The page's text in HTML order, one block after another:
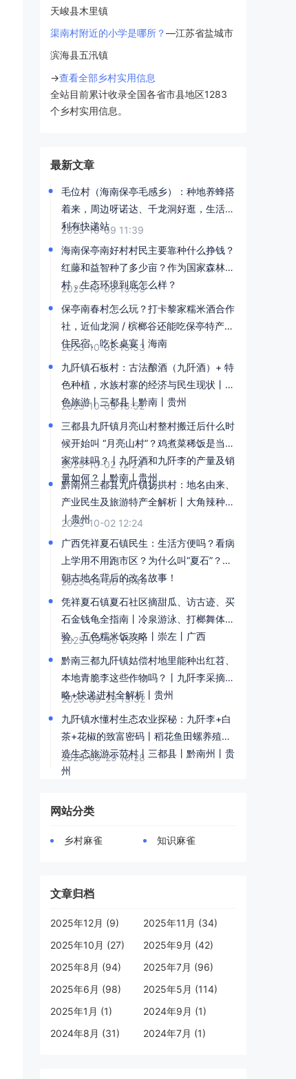
天峻县木里镇
渠南村附近的小学是哪所？—江苏省盐城市
滨海县五汛镇
→查看全部乡村实用信息
全站目前累计收录全国各省市县地区1283
个乡村实用信息。
最新文章
毛位村（海南保亭毛感乡）：种地养蜂搭
着来，周边呀诺达、千龙洞好逛，生活便
利有快递站
2025-10-09 11:39
海南保亭南好村村民主要靠种什么挣钱？
红藤和益智种了多少亩？作为国家森林乡
村，生态环境到底怎么样？
2025-10-08 15:53
保亭南春村怎么玩？打卡黎家糯米酒合作
社，近仙龙洞 / 槟榔谷还能吃保亭特产丨
住民宿、吃长桌宴丨海南
2025-10-08 15:53
九阡镇石板村：古法酿酒（九阡酒）+ 特
色种植，水族村寨的经济与民生现状丨红
色旅游丨三都县丨黔南丨贵州
2025-10-03 16:52
三都县九阡镇月亮山村整村搬迁后什么时
候开始叫 “月亮山村”？鸡煮菜稀饭是当地
家常味吗？丨九阡酒和九阡李的产量及销
量如何？丨黔南丨贵州
2025-10-02 12:24
黔南州三都县九阡镇扬拱村：地名由来、
产业民生及旅游特产全解析丨大角辣种植
丨贵州
2025-10-02 12:24
广西凭祥夏石镇民生：生活方便吗？看病
上学用不用跑市区？为什么叫“夏石”？宋
朝古地名背后的改名故事！​
2025-09-30 15:44
凭祥夏石镇夏石社区摘甜瓜、访古迹、买
石金钱龟全指南丨冷泉游泳、打榔舞体
验、五色糯米饭攻略丨崇左丨广西
2025-09-30 15:31
黔南三都九阡镇姑偿村地里能种出红苕、
本地青脆李这些作物吗？丨九阡李采摘攻
略+快递进村全解析丨贵州
2025-09-29 13:32
九阡镇水懂村生态农业探秘：九阡李+白
茶+花椒的致富密码丨稻花鱼田螺养殖打
造生态旅游示范村丨三都县丨黔南州丨贵
州
2025-09-29 10:28
网站分类
乡村麻雀 知识麻雀
文章归档
2025年12月 (9)
2025年11月 (34)
2025年10月 (27)
2025年9月 (42)
2025年8月 (94)
2025年7月 (96)
2025年6月 (98)
2025年5月 (114)
2025年1月 (1)
2024年9月 (1)
2024年8月 (31)
2024年7月 (1)